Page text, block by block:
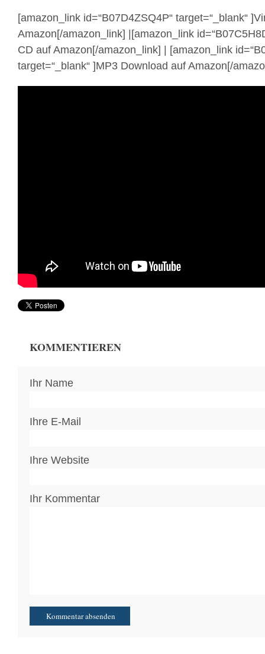
[amazon_link id=“B07D4ZSQ4P“ target=“_blank“
Amazon[/amazon_link] |[amazon_link
CD auf Amazon[/amazon_link] | [amazon_link
target=“_blank“ ]MP3 Download auf Amazon[/
KOMMENTIEREN
Ihr Name
Ihre E-Mail
Ihre Website
Ihr Kommentar